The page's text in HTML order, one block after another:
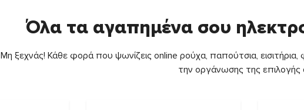
Όλα τα αγαπημένα σου
Μη ξεχνάς! Κάθε φορά που ψωνίζεις online ρούχα, παπούτσια, εισιτήρια,
την οργάνωσης της επιλογής